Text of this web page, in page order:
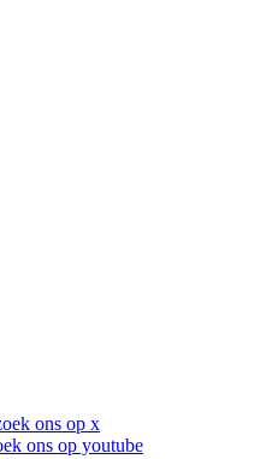
ons op x
ons op youtube